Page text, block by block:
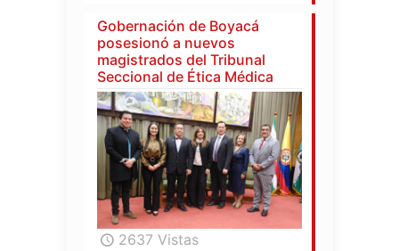
Gobernación de Boyacá
posesionó a nuevos
magistrados del Tribunal
Seccional de Ética Médica
2637 Vistas